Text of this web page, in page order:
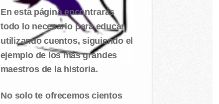
En esta página encontrarás
todo lo necesario para educar
utilizando cuentos, siguiendo el
ejemplo de los más grandes
maestros de la historia.
No solo te ofrecemos cientos